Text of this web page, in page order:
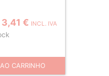
3,41 € INCL. IVA
CARRINHO